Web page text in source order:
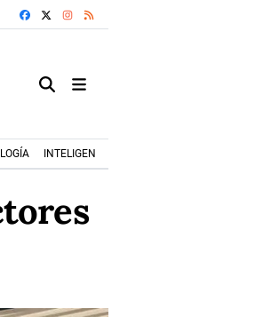
FACEBOOKINSTAGRAM
INTELIGENCIA ARTIFICIAL